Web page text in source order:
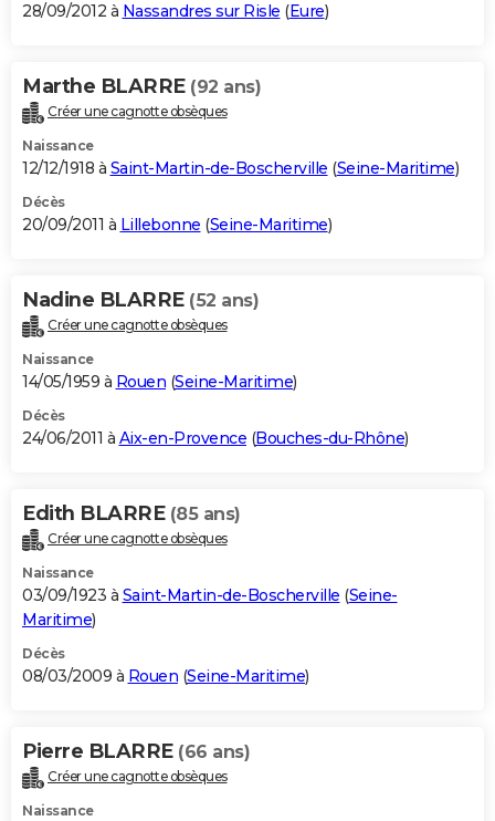
28/09/2012 à Nassandres sur Risle (Eure)
Marthe BLARRE (92 ans)
Créer une cagnotte obsèques
Naissance
12/12/1918 à Saint-Martin-de-Boscherville (Seine-Maritime)
Décès
20/09/2011 à Lillebonne (Seine-Maritime)
Nadine BLARRE (52 ans)
Créer une cagnotte obsèques
Naissance
14/05/1959 à Rouen (Seine-Maritime)
Décès
24/06/2011 à Aix-en-Provence (Bouches-du-Rhône)
Edith BLARRE (85 ans)
Créer une cagnotte obsèques
Naissance
03/09/1923 à Saint-Martin-de-Boscherville (Seine-
Maritime)
Décès
08/03/2009 à Rouen (Seine-Maritime)
Pierre BLARRE (66 ans)
Créer une cagnotte obsèques
Naissance